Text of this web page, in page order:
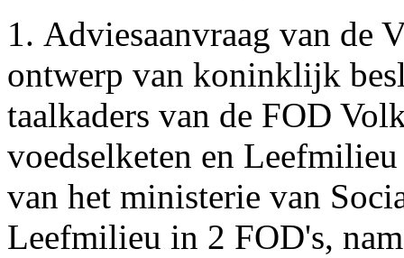
1. Adviesaanvraag van de
ontwerp van koninklijk
taalkaders van de FOD
voedselketen en
van het ministerie van
Leefmilieu in 2 FOD's,